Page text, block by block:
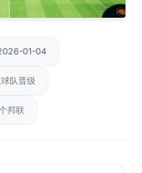
01-04
队晋级
邦联